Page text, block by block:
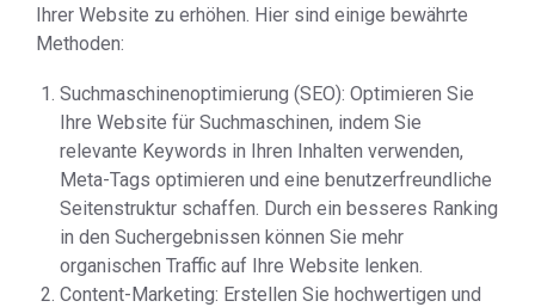
Ihrer Website zu erhöhen. Hier sind einige bewährte
Methoden:
Suchmaschinenoptimierung (SEO): Optimieren Sie
Ihre Website für Suchmaschinen, indem Sie
relevante Keywords in Ihren Inhalten verwenden,
Meta-Tags optimieren und eine benutzerfreundliche
Seitenstruktur schaffen. Durch ein besseres Ranking
in den Suchergebnissen können Sie mehr
organischen Traffic auf Ihre Website lenken.
Content-Marketing: Erstellen Sie hochwertigen und